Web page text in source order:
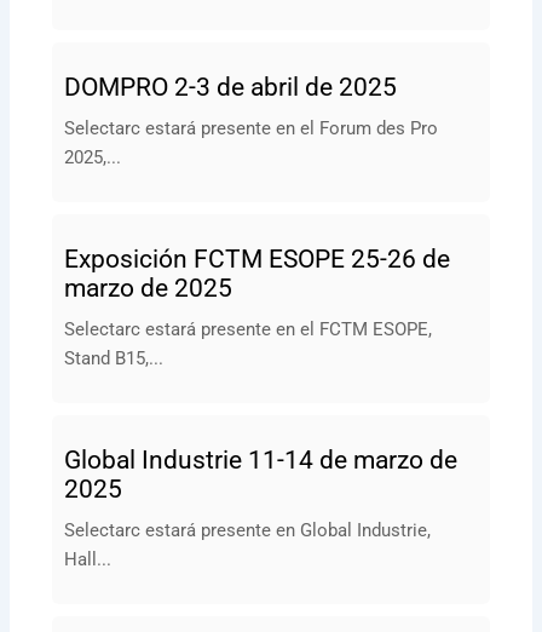
DOMPRO 2-3 de abril de 2025
Selectarc estará presente en el Forum des Pro
2025,...
Exposición FCTM ESOPE 25-26 de
marzo de 2025
Selectarc estará presente en el FCTM ESOPE,
Stand B15,...
Global Industrie 11-14 de marzo de
2025
Selectarc estará presente en Global Industrie,
Hall...